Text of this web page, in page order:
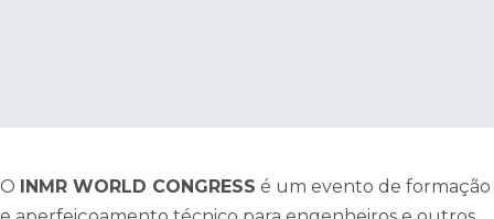
O INMR WORLD CONGRESS é um evento de formação